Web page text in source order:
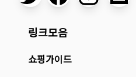
링크모음
쇼핑가이드